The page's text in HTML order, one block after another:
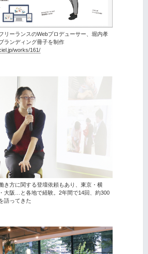
リーランスのWebプロデューサー、堀内孝
ランディング冊子を制作
works/161/
き方に関する登壇依頼もあり、東京・横
大阪…と各地で経験。2年間で14回、約300
語ってきた